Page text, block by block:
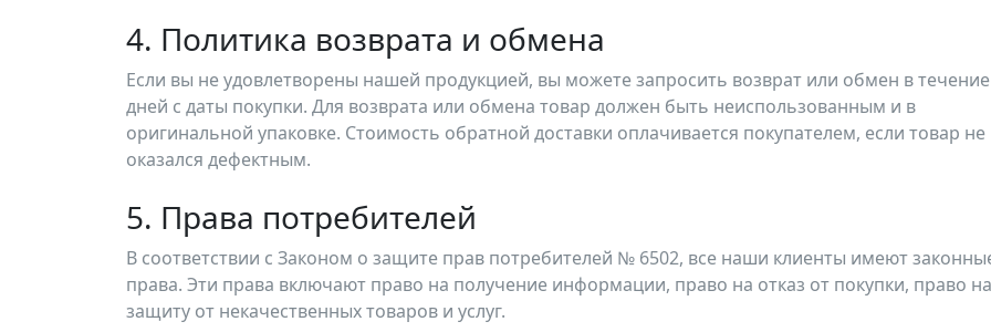
4. Политика возврата и обмена
Если вы не удовлетворены нашей продукцией, вы можете запросить возврат или обмен в
дней с даты покупки. Для возврата или обмена товар должен быть неиспользованным и в
оригинальной упаковке. Стоимость обратной доставки оплачивается покупателем, если товар не
оказался дефектным.
5. Права потребителей
В соответствии с Законом о защите прав потребителей № 6502, все наши клиенты имеют
права. Эти права включают право на получение информации, право на отказ от покупки, право на
защиту от некачественных товаров и услуг.